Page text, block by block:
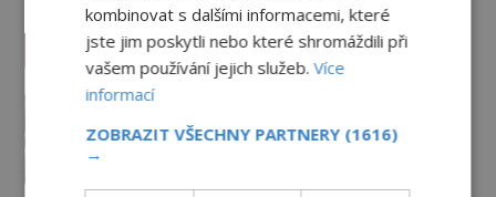
Vesmír a technologie
pokud ano, kdo je jeho
architektem?
kombinovat s dalšími informacemi, které
jste jim poskytli nebo které shromáždili při
vašem používání jejich služeb.Více
informací
ZOBRAZIT VŠECHNY PARTNERY (1616)
→